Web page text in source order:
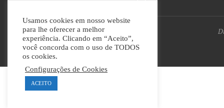
Usamos cookies em nosso website
para lhe oferecer a melhor
experiência. Clicando em “Aceito”,
você concorda com o uso de TODOS
os cookies.
Configurações de Cookies
ACEITO